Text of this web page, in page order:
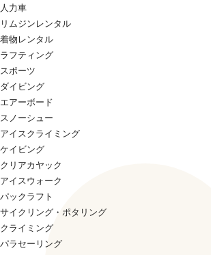
人力車
リムジンレンタル
着物レンタル
ラフティング
スポーツ
ダイビング
エアーボード
スノーシュー
アイスクライミング
ケイビング
クリアカヤック
アイスウォーク
パックラフト
サイクリング・ポタリング
クライミング
パラセーリング